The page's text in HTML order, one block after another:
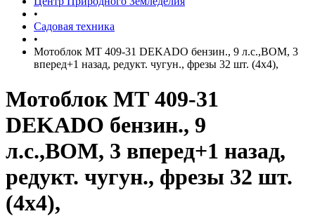
•
Садовая техника
•
Мотоблок МТ 409-31 DEKADO бензин., 9 л.с.,ВОМ, 3
вперед+1 назад, редукт. чугун., фрезы 32 шт. (4х4),
Мотоблок МТ 409-31
DEKADO бензин., 9
л.с.,ВОМ, 3 вперед+1 назад,
редукт. чугун., фрезы 32 шт.
(4х4),